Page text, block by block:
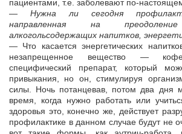
пациентами, т.е. заболевают по-
— Нужна ли сегодня
направленная на
алкогольсодержащих напитков,
— Что касается энергетических
незапрещенное вещество —
специфический препарат, который
привыкания, но он, стимулируя
силы. Ночь потанцевав, потом два дня
время, когда нужно работать или
здоровья это, конечно же, действует
профилактике в данном случае будут не